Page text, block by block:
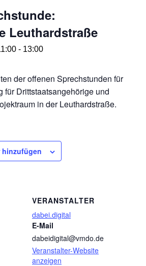
Leuthardstraße
- 13:00
der offenen Sprechstunden für
für Drittstaatsangehörige und
in der Leuthardstraße.
hinzufügen
VERANSTALTER
dabei.digital
E-Mail
dabeidigital@vmdo.de
Veranstalter-Website
anzeigen